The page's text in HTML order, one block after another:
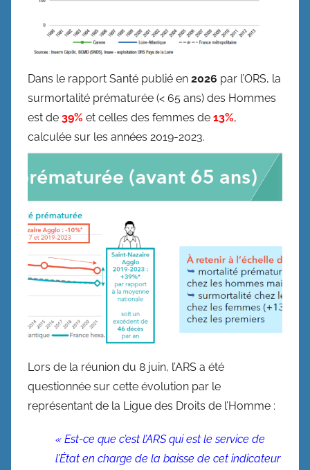
Dans le rapport Santé publié en 2026 par l’ORS, la
surmortalité prématurée (< 65 ans) des Hommes
est de 39% et celles des femmes de 13%,
calculée sur les années 2019-2023.
Lors de la réunion du 8 juin, l’ARS a été
questionnée sur cette évolution par le
représentant de la Ligue des Droits de l’Homme :
« Est-ce que c’est l’ARS qui est le service de
l’État en charge de la baisse de cet indicateur